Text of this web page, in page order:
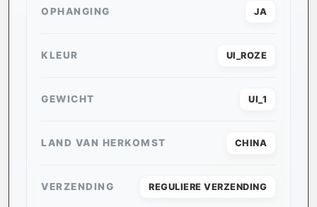
OPHANGING JA
KLEUR UI_ROZE
GEWICHT UI_1
LAND VAN HERKOMST CHINA
VERZENDING REGULIERE VERZENDING